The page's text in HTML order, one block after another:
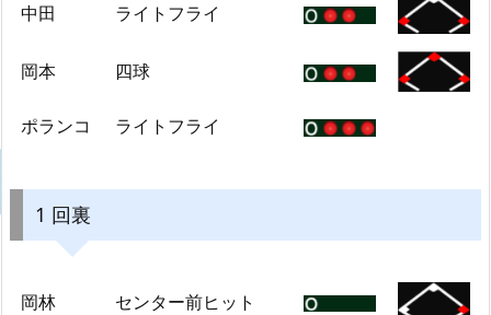
中田 ライトフライ
岡本 四球
ポランコ ライトフライ
1 回裏
岡林 センター前ヒット